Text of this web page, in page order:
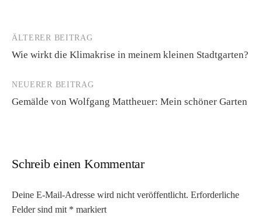
Beitrags-
Navigation
ÄLTERER BEITRAG
Wie wirkt die Klimakrise in meinem kleinen Stadtgarten?
NEUERER BEITRAG
Gemälde von Wolfgang Mattheuer: Mein schöner Garten
Schreib einen Kommentar
Deine E-Mail-Adresse wird nicht veröffentlicht. Erforderliche
Felder sind mit * markiert